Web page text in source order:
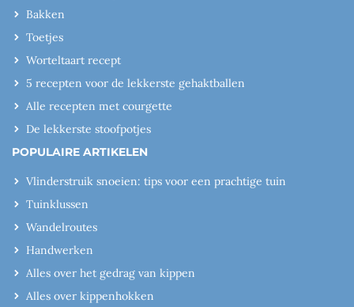
Bakken
Toetjes
Worteltaart recept
5 recepten voor de lekkerste gehaktballen
Alle recepten met courgette
De lekkerste stoofpotjes
POPULAIRE ARTIKELEN
Vlinderstruik snoeien: tips voor een prachtige tuin
Tuinklussen
Wandelroutes
Handwerken
Alles over het gedrag van kippen
Alles over kippenhokken